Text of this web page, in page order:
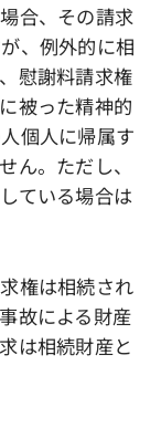
合、その請求
、例外的に相
慰謝料請求権
被った精神的
個人に帰属す
ん。ただし、
ている場合は
権は相続され
故による財産
は相続財産と